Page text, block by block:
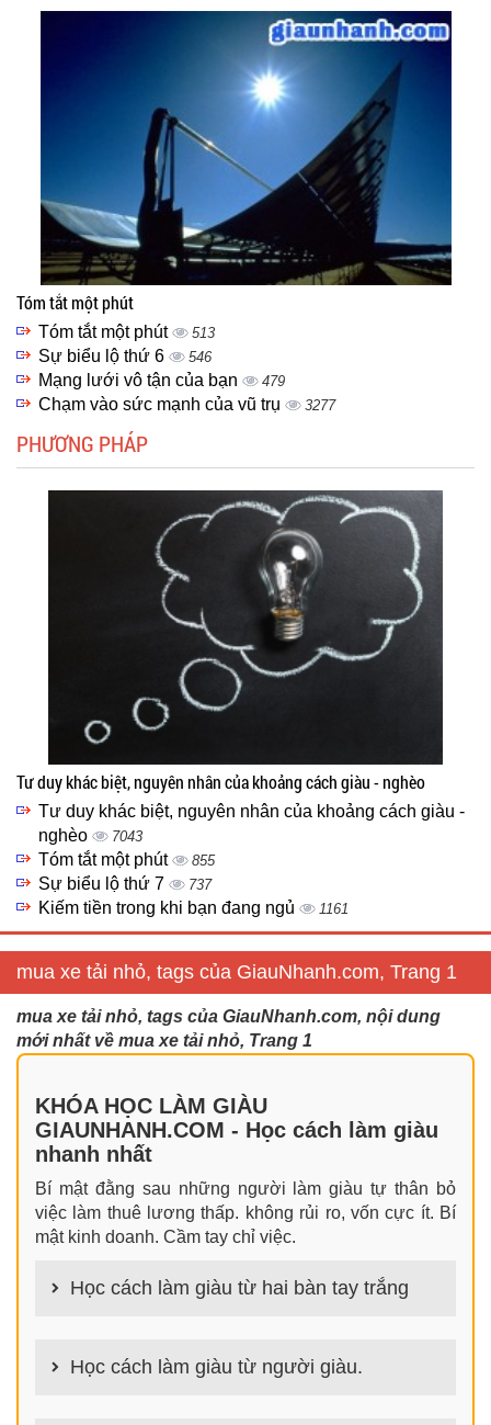
Tóm tắt một phút
Tóm tắt một phút 513
Sự biểu lộ thứ 6 546
Mạng lưới vô tận của bạn 479
Chạm vào sức mạnh của vũ trụ 3277
PHƯƠNG PHÁP
Tư duy khác biệt, nguyên nhân của khoảng cách giàu - nghèo
Tư duy khác biệt, nguyên nhân của khoảng cách giàu -
nghèo
7043
Tóm tắt một phút 855
Sự biểu lộ thứ 7 737
Kiếm tiền trong khi bạn đang ngủ 1161
mua xe tải nhỏ, tags của GiauNhanh.com, Trang 1
mua xe tải nhỏ, tags của GiauNhanh.com, nội dung
mới nhất về mua xe tải nhỏ, Trang 1
KHÓA HỌC LÀM GIÀU
GIAUNHANH.COM - Học cách làm giàu
nhanh nhất
Bí mật đằng sau những người làm giàu tự thân bỏ
việc làm thuê lương thấp. không rủi ro, vốn cực ít. Bí
mật kinh doanh. Cầm tay chỉ việc.
Học cách làm giàu từ hai bàn tay trắng
nhưng hiệu quả bất ngờ. Bạn có thể thành công ngay
cả khi không có gì trong tay.
Học cách làm giàu từ người giàu.